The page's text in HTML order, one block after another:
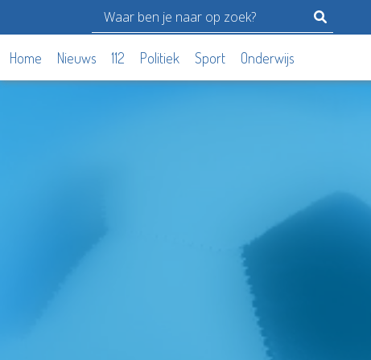
Home Nieuws 112 Politiek Sport Onderwijs